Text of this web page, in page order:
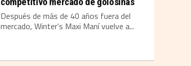
Después de más de 40 años fuera del
mercado, Winter's Maxi Maní vuelve a...